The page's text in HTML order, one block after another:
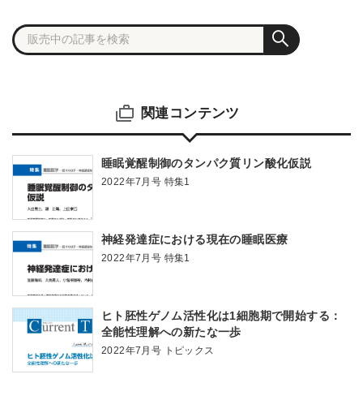
関連コンテンツ
睡眠覚醒制御のタンパク質リン酸化仮説
2022年7月号 特集1
神経発達症における現在の睡眠医療
2022年7月号 特集1
ヒト胚性ゲノム活性化は1細胞期で開始する：
全能性理解への新たな一歩
2022年7月号 トピックス